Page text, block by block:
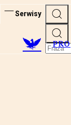
Serwisy
PRO